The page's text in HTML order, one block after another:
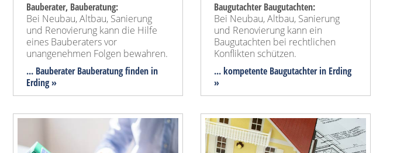
Bauberater, Bauberatung:
Bei Neubau, Altbau, Sanierung
und Renovierung kann die Hilfe
eines Bauberaters vor
unangenehmen Folgen bewahren.
... Bauberater Bauberatung finden in
Erding »
Baugutachter Baugutachten:
Bei Neubau, Altbau, Sanierung
und Renovierung kann ein
Baugutachten bei rechtlichen
Konflikten schützen.
... kompetente Baugutachter in Erding
»